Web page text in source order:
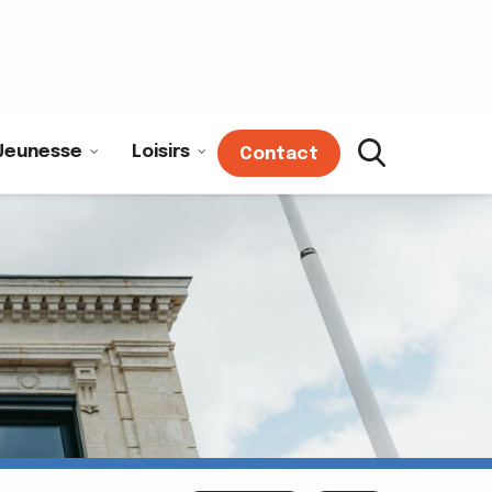
Loisirs Contact